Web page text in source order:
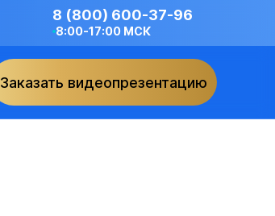
8 (800) 600-37-96
8:00-17:00 МСК
Заказать видеопрезентацию